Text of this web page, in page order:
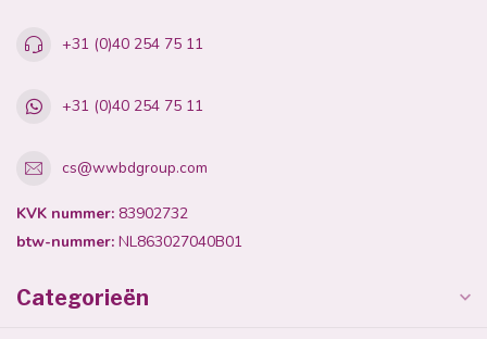
+31 (0)40 254 75 11
+31 (0)40 254 75 11
cs@wwbdgroup.com
KVK nummer: 83902732
btw-nummer: NL863027040B01
Categorieën